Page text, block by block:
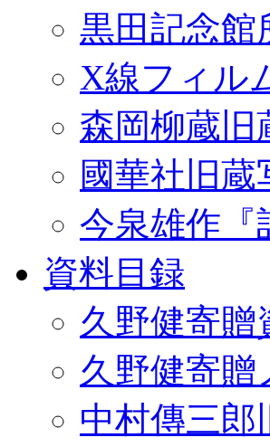
黒田記念館
X線フィル
森岡柳蔵旧
國華社旧
今泉雄作『
資料目録
久野健寄贈
久野健寄贈
中村傳三郎